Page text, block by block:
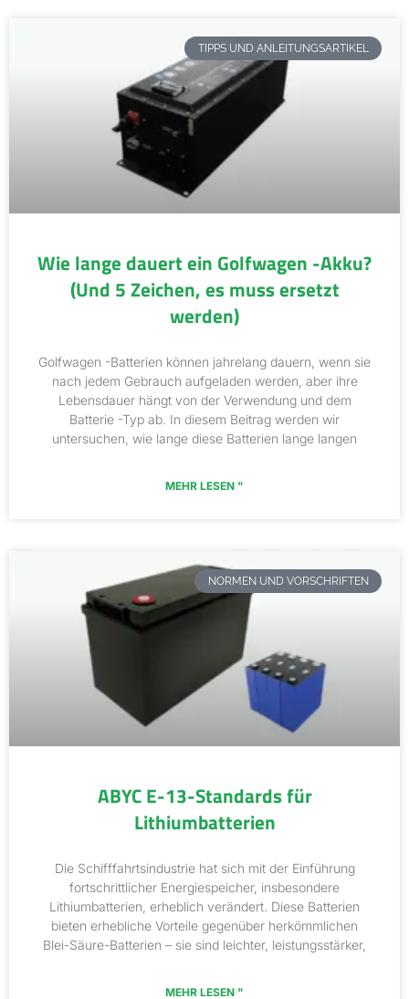
TIPPS UND ANLEITUNGSARTIKEL
Wie lange dauert ein Golfwagen -Akku?
(Und 5 Zeichen, es muss ersetzt
werden)
Golfwagen -Batterien können jahrelang dauern, wenn sie
nach jedem Gebrauch aufgeladen werden, aber ihre
Lebensdauer hängt von der Verwendung und dem
Batterie -Typ ab. In diesem Beitrag werden wir
untersuchen, wie lange diese Batterien lange langen
MEHR LESEN "
NORMEN UND VORSCHRIFTEN
ABYC E-13-Standards für
Lithiumbatterien
Die Schifffahrtsindustrie hat sich mit der Einführung
fortschrittlicher Energiespeicher, insbesondere
Lithiumbatterien, erheblich verändert. Diese Batterien
bieten erhebliche Vorteile gegenüber herkömmlichen
Blei-Säure-Batterien – sie sind leichter, leistungsstärker,
MEHR LESEN "